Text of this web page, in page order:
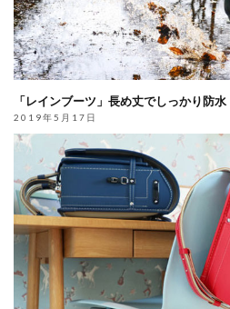
「レインブーツ」長め丈でしっかり防
2019年5月17日